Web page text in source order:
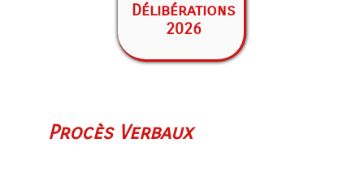
Procès Verbaux
Délibérations
2026